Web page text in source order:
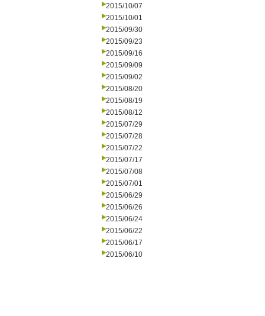
2015/10/07
2015/10/01
2015/09/30
2015/09/23
2015/09/16
2015/09/09
2015/09/02
2015/08/20
2015/08/19
2015/08/12
2015/07/29
2015/07/28
2015/07/22
2015/07/17
2015/07/08
2015/07/01
2015/06/29
2015/06/26
2015/06/24
2015/06/22
2015/06/17
2015/06/10